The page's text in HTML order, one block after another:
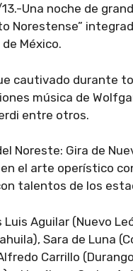
Una noche de
Norestense”
México.
cautivado durante
música de
entre otros.
Noreste: Gira de
el arte operístico
talentos de los
Aguilar (Nuevo
Sara de Luna
Carrillo